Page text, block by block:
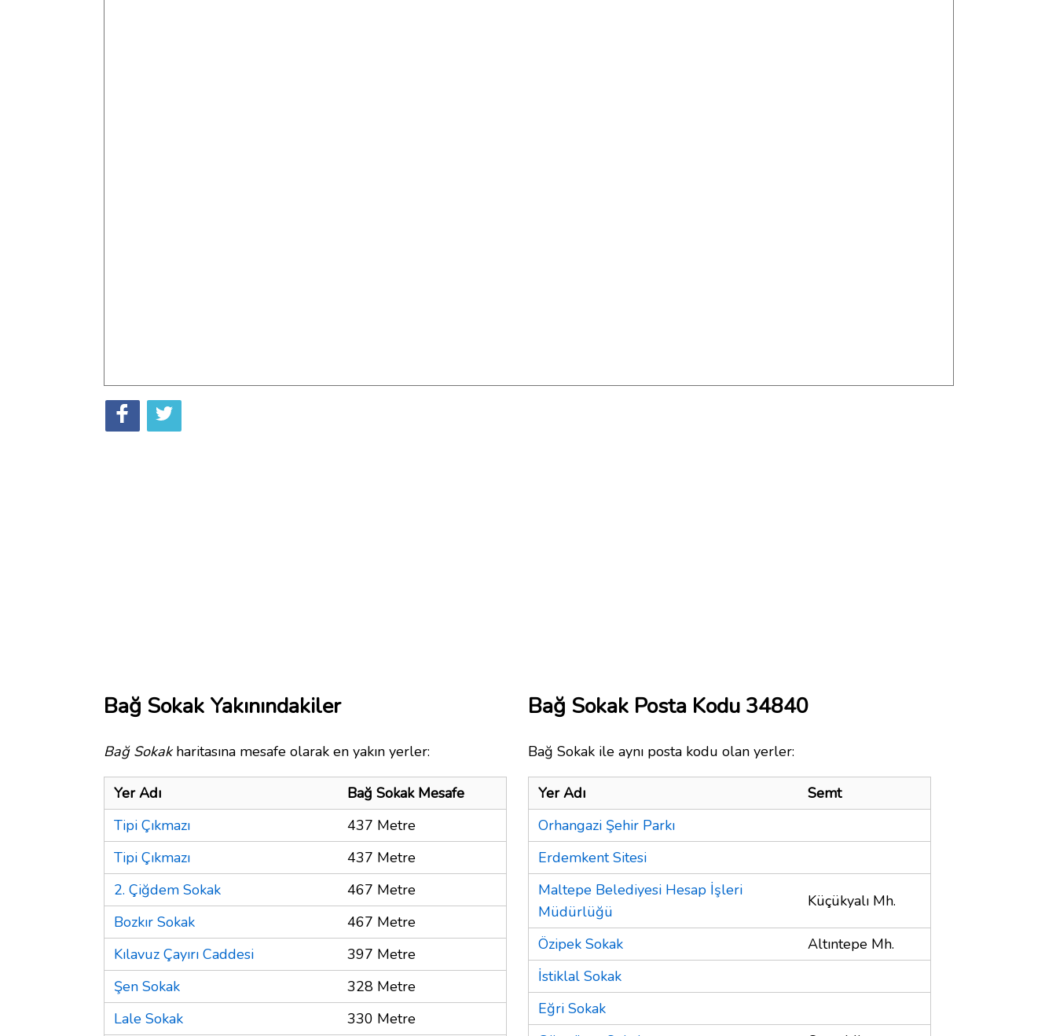
Bağ Sokak Yakınındakiler
Bağ Sokakharitasına mesafe olarak en yakın yerler:
Yer Adı
Bağ Sokak Mesafe
Tipi Çıkmazı
437 Metre
Tipi Çıkmazı
437 Metre
2. Çiğdem Sokak
467 Metre
Bozkır Sokak
467 Metre
Kılavuz Çayırı Caddesi
397 Metre
Şen Sokak
328 Metre
Lale Sokak
330 Metre
Bağ Sokak Posta Kodu 34840
Bağ Sokak ile aynı posta kodu olan yerler:
Yer Adı
Semt
Orhangazi Şehir Parkı
Erdemkent Sitesi
Maltepe Belediyesi Hesap İşleri
Müdürlüğü
Küçükyalı Mh.
Özipek Sokak
Altıntepe Mh.
İstiklal Sokak
Eğri Sokak